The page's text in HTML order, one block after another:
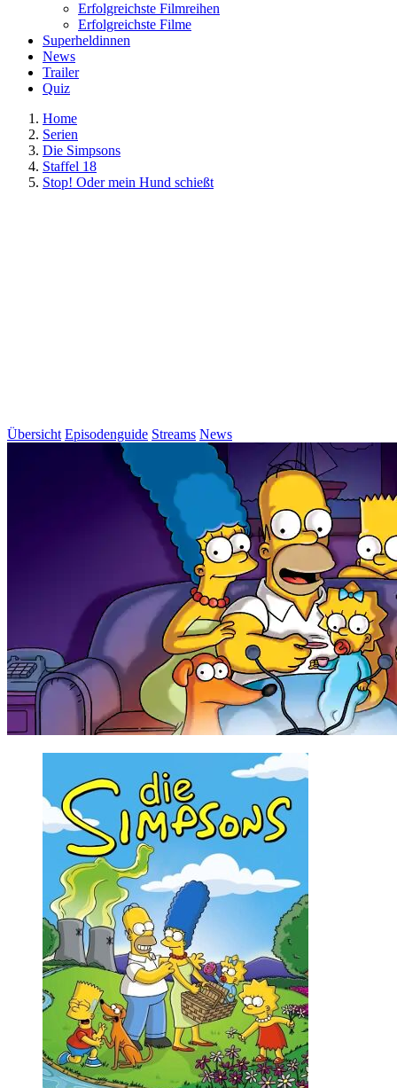
Erfolgreichste Filmreihen
Erfolgreichste Filme
Superheldinnen
News
Trailer
Quiz
Home
Serien
Die Simpsons
Staffel 18
Stop! Oder mein Hund schießt
Übersicht Episodenguide Streams News